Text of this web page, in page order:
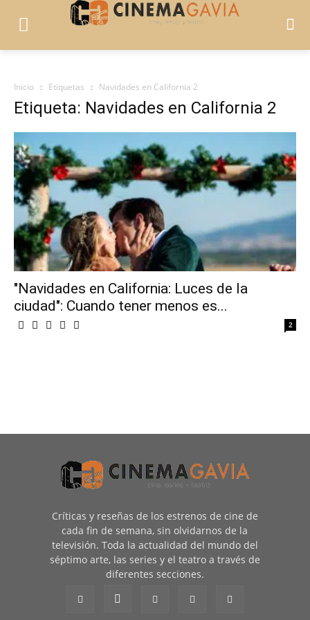
Inicio Etiquetas Navidades en California 2
Etiqueta: Navidades en California 2
"Navidades en California: Luces de la
ciudad": Cuando tener menos es...
2
Críticas y reseñas de los estrenos de cine de
cada fin de semana, sin olvidarnos de la
televisión. Toda la actualidad del mundo del
séptimo arte, las series y el teatro a través de
diferentes secciones.